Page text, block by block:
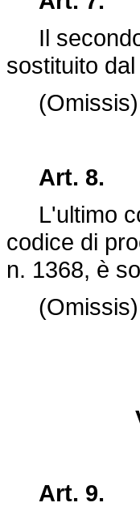
Il secondo
sostituito
Art. 8.
L'ultimo
codice di
n. 1368, è
Art. 9.